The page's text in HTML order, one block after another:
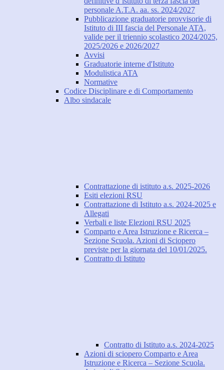
personale A.T.A. aa. ss. 2024/2027
Pubblicazione graduatorie provvisorie di
Istituto di III fascia del Personale ATA,
valide per il triennio scolastico 2024/2025,
2025/2026 e 2026/2027
Avvisi
Graduatorie interne d'Istituto
Modulistica ATA
Normative
Codice Disciplinare e di Comportamento
Albo sindacale
Contrattazione di istituto a.s. 2025-2026
Esiti elezioni RSU
Contrattazione di Istituto a.s. 2024-2025 e
Allegati
Verbali e liste Elezioni RSU 2025
Comparto e Area Istruzione e Ricerca –
Sezione Scuola. Azioni di Sciopero
previste per la giornata del 10/01/2025.
Contratto di Istituto
Contratto di Istituto a.s. 2024-2025
Azioni di sciopero Comparto e Area
Istruzione e Ricerca – Sezione Scuola.